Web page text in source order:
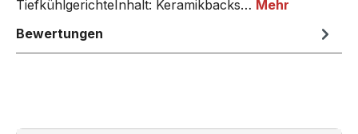
TiefkühlgerichteInhalt: Keramikbacks… Mehr
Bewertungen